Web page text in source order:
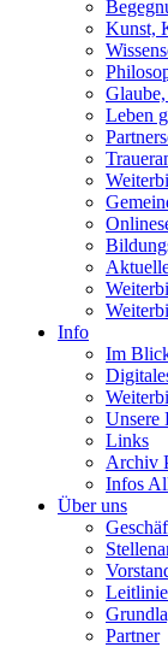
Kunst,
Leben
Info
Im
Unsere
Links
Archiv
Infos
Über uns
Partner